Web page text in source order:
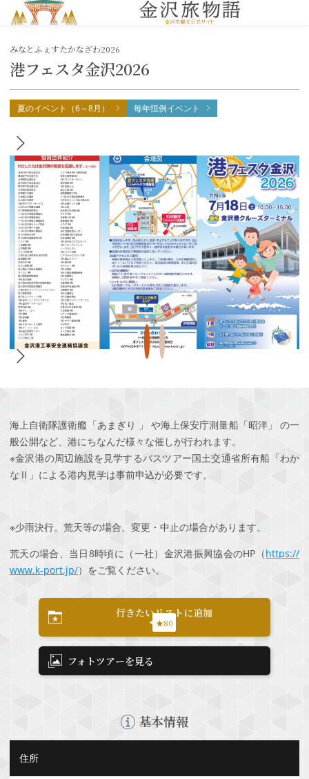
港フェスタ金沢2026
みなとふぇすたかなざわ2026
夏のイベント（6～8月） 毎年恒例イベント
海上自衛隊護衛艦「あまぎり 」 や海上保安庁測量船「昭洋」 の一
般公開など、港にちなんだ様々な催しが行われます。
※金沢港の周辺施設を見学するバスツアー国土交通省所有船「わか
なⅡ」による港内見学は事前申込が必要です。
※少雨決行。荒天等の場合、変更・中止の場合があります。
荒天の場合、当日8時頃に（一社）金沢港振興協会のHP（https://
www.k-port.jp/）をご覧ください。
行きたいリストに追加
★80
フォトツアーを見る
基本情報
住所